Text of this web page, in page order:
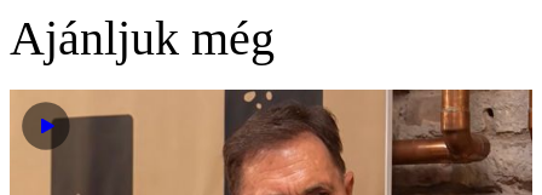
Ajánljuk még